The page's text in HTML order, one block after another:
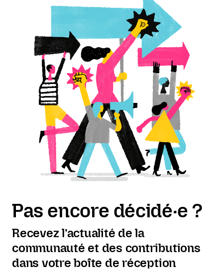
Pas encore décidé·e ?
Recevez l’actualité de la
communauté et des contributions
dans votre boîte de réception